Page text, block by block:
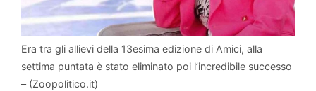
Era tra gli allievi della 13esima edizione di Amici, alla
settima puntata è stato eliminato poi l’incredibile successo
– (Zoopolitico.it)